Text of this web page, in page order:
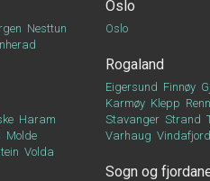
Nesttun
Haram
Molde
Volda
Oslo
Oslo
Rogaland
Eigersund Finnøy
Karmøy Klepp
Stavanger Strand
Varhaug Vindafjord
Sogn og